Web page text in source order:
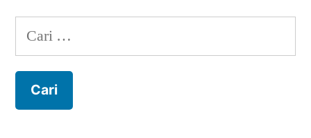
Sumbangan
Keluarga
Cari
untuk: